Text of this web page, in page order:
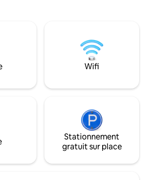
en voiture du
Winn-Dixie. 4) À
de l'aéroport de
garage séparé
de cette propriété. Elle ne sera pas
autrement
aura des invités.
Wifi
Stationnement
gratuit sur place